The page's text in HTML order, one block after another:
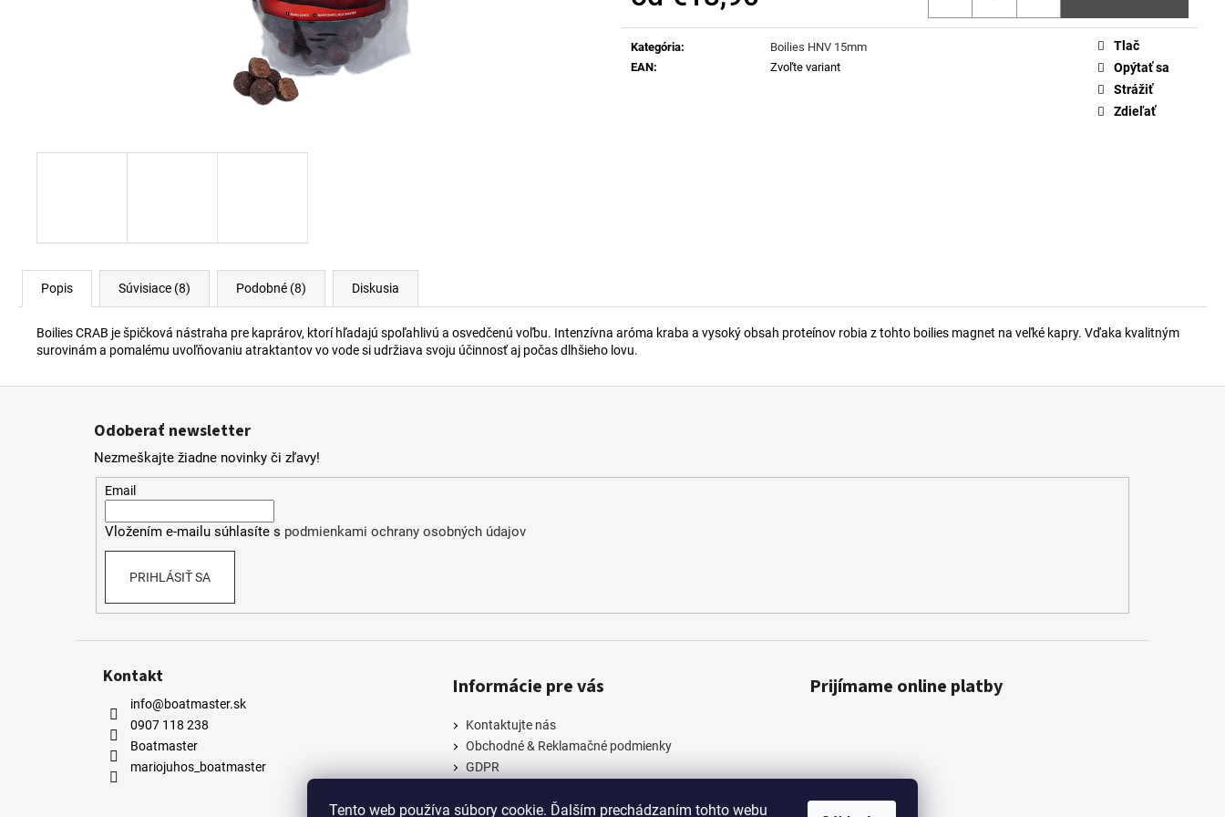
Tento web používa súbory cookie. Ďalším prechádzaním tohto webu
Kategória:
Boilies HNV 15mm
EAN: Zvoľte variant
Tlač
Opýtať sa
Strážiť
Zdieľať
Popis Súvisiace (8) Podobné (8) Diskusia
Boilies CRAB je špičková nástraha pre kaprárov, ktorí hľadajú spoľahlivú a osvedčenú voľbu. Intenzívna aróma kraba a vysoký obsah proteínov robia z tohto boilies magnet na veľké kapry. Vďaka kvalitným
surovinám a pomalému uvoľňovaniu atraktantov vo vode si udržiava svoju účinnosť aj počas dlhšieho lovu.
BOATMASTER BOILIES IN DIP SALMON
BOATMASTER BOILIES SALMON SPICE
€13,90
BOATMASTER BOILIES SECRET 20MM
€13,90
Z
Odoberať newsletter
Nezmeškajte žiadne novinky či zľavy!
Email
Vložením e-mailu súhlasíte s podmienkami ochrany osobných údajov
PRIHLÁSIŤ SA
Kontakt
info@boatmaster.sk
0907 118 238
Boatmaster
mariojuhos_boatmaster
Informácie pre vás
Kontaktujte nás
Obchodné & Reklamačné podmienky
GDPR
Prijímame online platby